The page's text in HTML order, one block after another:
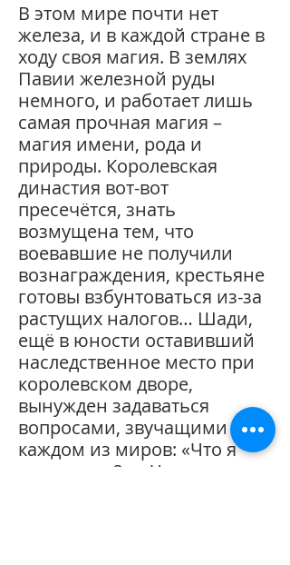
В этом мире почти нет
железа, и в каждой стране в
ходу своя магия. В землях
Павии железной руды
немного, и работает лишь
самая прочная магия –
магия имени, рода и
природы. Королевская
династия вот-вот
пресечётся, знать
возмущена тем, что
воевавшие не получили
вознаграждения, крестьяне
готовы взбунтоваться из-за
растущих налогов… Шади,
ещё в юности оставивший
наследственное место при
королевском дворе,
вынужден задаваться
вопросами, звучащими в
каждом из миров: «Что я
могу знать?», «Что я должен